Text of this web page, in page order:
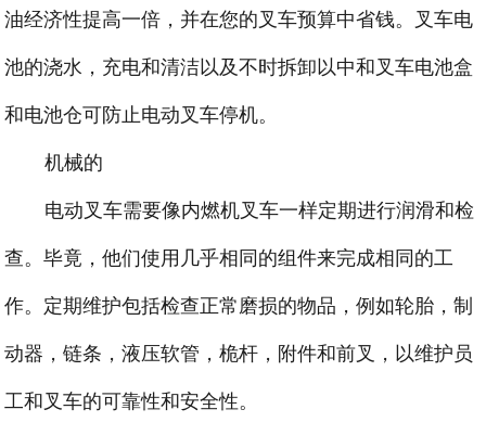
油经济性提高一倍，并在您的叉车预算中省钱。叉车电
池的浇水，充电和清洁以及不时拆卸以中和叉车电池盒
和电池仓可防止电动叉车停机。
机械的
电动叉车需要像内燃机叉车一样定期进行润滑和检
查。毕竟，他们使用几乎相同的组件来完成相同的工
作。定期维护包括检查正常磨损的物品，例如轮胎，制
动器，链条，液压软管，桅杆，附件和前叉，以维护员
工和叉车的可靠性和安全性。